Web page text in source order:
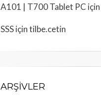
A101 | T700 Tablet PC için
SSSiçintilbe.cetin
ARŞIVLER